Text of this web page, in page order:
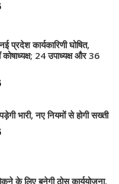
प्रदेश कार्यकारिणी घोषित,
कोषाध्यक्ष; 24 उपाध्यक्ष और 36
भारी, नए नियमों से होगी सख्ती
के लिए बनेगी ठोस कार्ययोजना,